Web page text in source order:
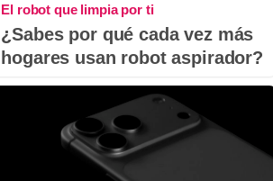
El robot que limpia por ti
¿Sabes por qué cada vez más
hogares usan robot aspirador?